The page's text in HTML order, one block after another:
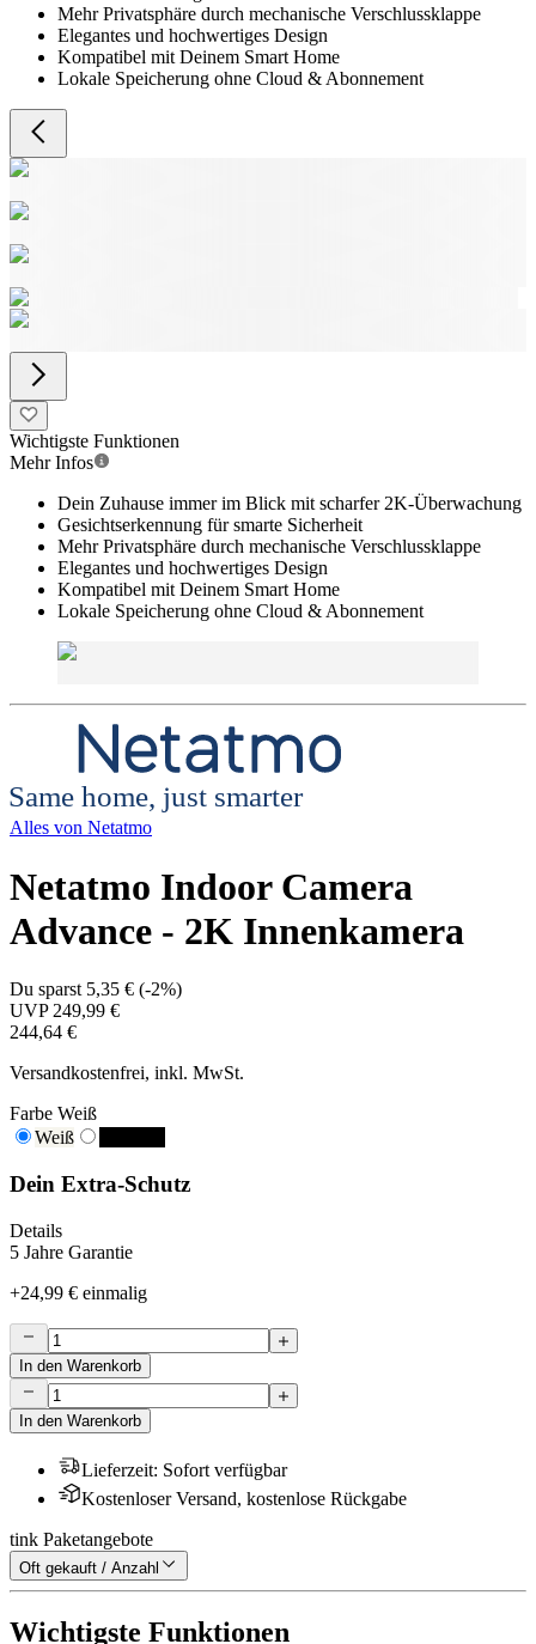
Mehr Privatsphäre durch mechanische Verschlussklappe
Elegantes und hochwertiges Design
Kompatibel mit Deinem Smart Home
Lokale Speicherung ohne Cloud & Abonnement
Wichtigste Funktionen
Mehr Infos
Dein Zuhause immer im Blick mit scharfer 2K-Überwachung
Gesichtserkennung für smarte Sicherheit
Mehr Privatsphäre durch mechanische Verschlussklappe
Elegantes und hochwertiges Design
Kompatibel mit Deinem Smart Home
Lokale Speicherung ohne Cloud & Abonnement
Same home, just smarter
Alles von Netatmo
Netatmo Indoor Camera
Advance - 2K Innenkamera
Du sparst 5,35 € (-2%)
UVP 249,99 €
244,64 €
Versandkostenfrei, inkl. MwSt.
Farbe Weiß
Weiß
Dein Extra-Schutz
Details
5 Jahre Garantie
+24,99 € einmalig
In den Warenkorb
In den Warenkorb
Lieferzeit: Sofort verfügbar
Kostenloser Versand, kostenlose Rückgabe
tink Paketangebote
Oft gekauft / Anzahl
Wichtigste Funktionen